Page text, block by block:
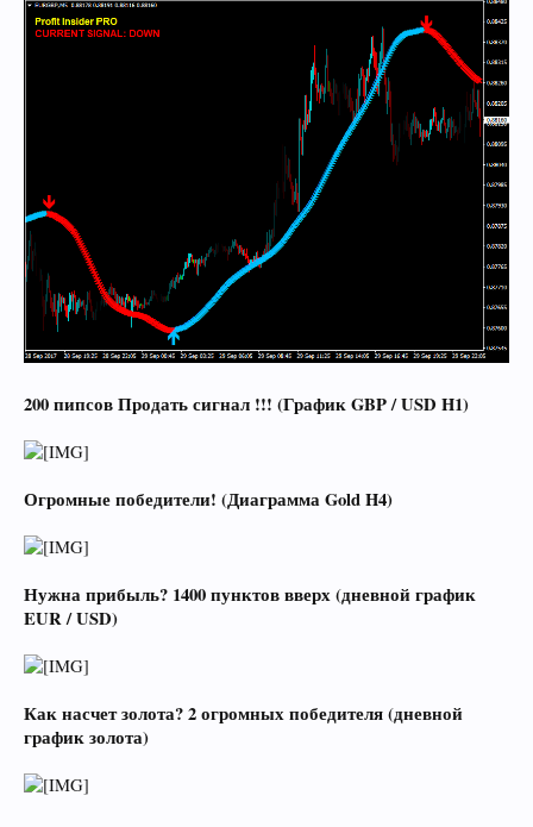
200 пипсов Продать сигнал !!! (График GBP / USD H1)
Огромные победители! (Диаграмма Gold H4)
Нужна прибыль? 1400 пунктов вверх (дневной график
EUR / USD)
Как насчет золота? 2 огромных победителя (дневной
график золота)